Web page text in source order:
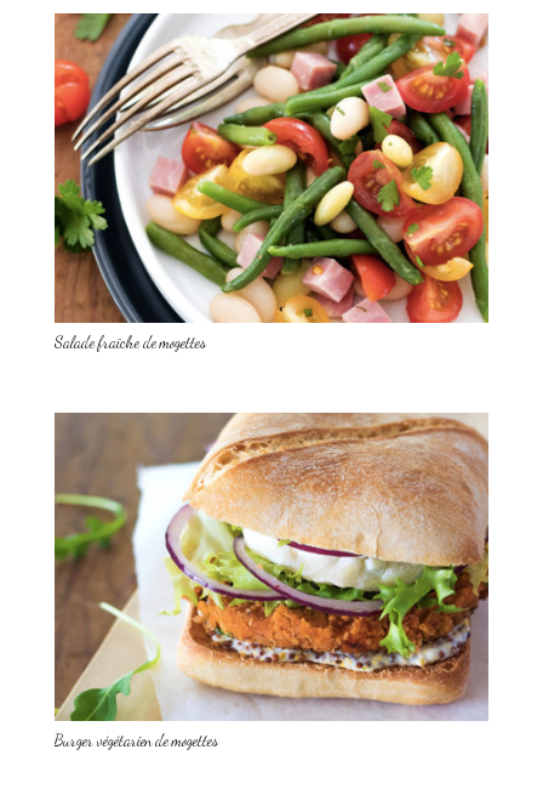
Salade fraîche de mogettes
Burger végétarien de mogettes